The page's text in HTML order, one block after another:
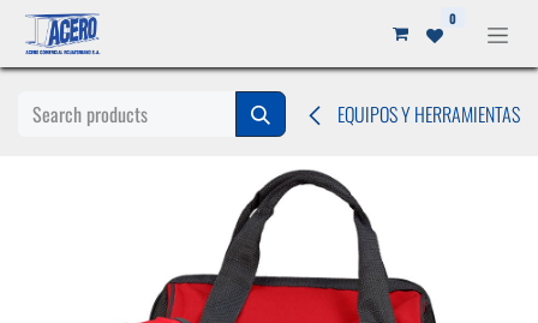
Ir al contenido 0
EQUIPOS Y HERRAMIENTAS